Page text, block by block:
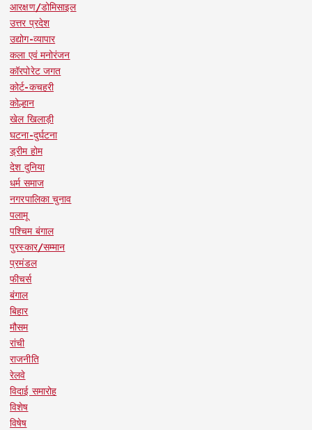
आरक्षण/डोमिसाइल
उत्तर प्रदेश
उद्योग-व्यापार
कला एवं मनोरंजन
कॉरपोरेट जगत
कोर्ट-कचहरी
कोल्हान
खेल खिलाड़ी
घटना-दुर्घटना
ड्रीम होम
देश दुनिया
धर्म समाज
नगरपालिका चुनाव
पलामू
पश्चिम बंगाल
पुरस्कार/सम्मान
प्रमंडल
फीचर्स
बंगाल
बिहार
मौसम
रांची
राजनीति
रेलवे
विदाई समारोह
विशेष
विषेष